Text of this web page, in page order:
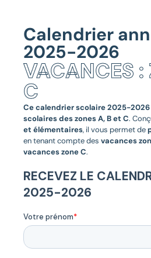
Calendrier
2025-2026
VACANCES :
C
Cecalendrier scolaire 2025-2026
scolaires des zones A, B et C.
et élémentaires, il vous permet de
en tenant compte des vacances
vacances zone C.